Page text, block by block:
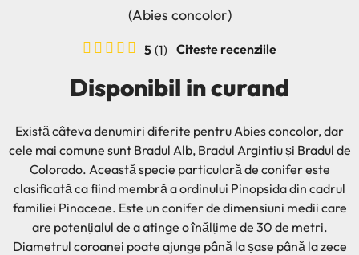
(Abies concolor)
5 (1) Citeste recenziile
Disponibil in curand
Există câteva denumiri diferite pentru Abies concolor, dar
cele mai comune sunt Bradul Alb, Bradul Argintiu și Bradul de
Colorado. Această specie particulară de conifer este
clasificată ca fiind membră a ordinului Pinopsida din cadrul
familiei Pinaceae. Este un conifer de dimensiuni medii care
are potențialul de a atinge o înălțime de 30 de metri.
Diametrul coroanei poate ajunge până la șase până la zece